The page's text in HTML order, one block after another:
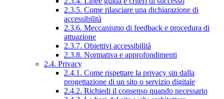
2.3.5. Come rilasciare una dichiarazione di
accessibilità
2.3.6. Meccanismo di feedback e procedura di
attuazione
2.3.7. Obiettivi accessibilità
2.3.8. Normativa e approfondimenti
2.4. Privacy
2.4.1. Come rispettare la privacy sin dalla
progettazione di un sito o servizio digitale
2.4.2. Richiedi il consenso quando necessario